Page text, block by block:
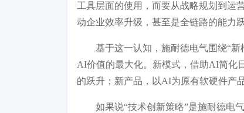
工具层面的使用，而要从战略规划到运
动企业效率升级，甚至是全链路的能力跃
基于这一认知，施耐德电气围绕“
AI价值的最大化。新模式，借助AI简化
的跃升；新产品，以AI为原有软硬件产
如果说“技术创新策略”是施耐德电